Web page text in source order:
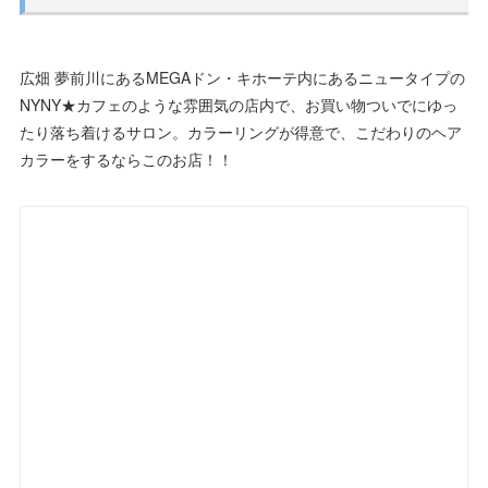
広畑 夢前川にあるMEGAドン・キホーテ内にあるニュータイプの
NYNY★カフェのような雰囲気の店内で、お買い物ついでにゆっ
たり落ち着けるサロン。カラーリングが得意で、こだわりのヘア
カラーをするならこのお店！！